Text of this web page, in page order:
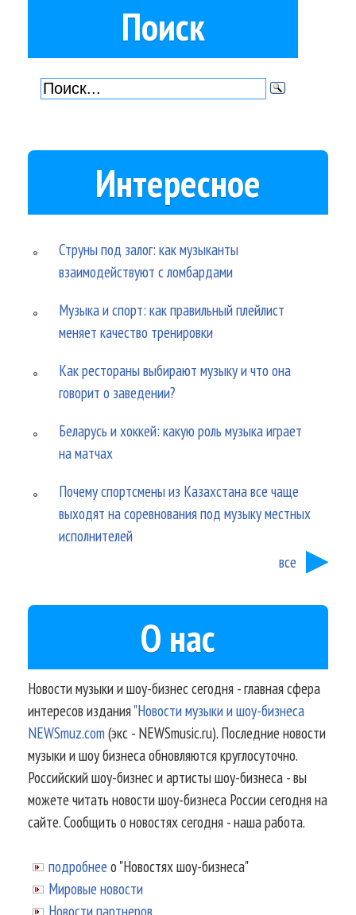
Поиск
Интересное
Струны под залог: как музыканты
взаимодействуют с ломбардами
Музыка и спорт: как правильный плейлист
меняет качество тренировки
Как рестораны выбирают музыку и что она
говорит о заведении?
Беларусь и хоккей: какую роль музыка играет
на матчах
Почему спортсмены из Казахстана все чаще
выходят на соревнования под музыку местных
исполнителей
все
О нас
Новости музыки и шоу-бизнес сегодня - главная сфера
интересов издания"Новости музыки и шоу-бизнеса
NEWSmuz.com(экс - NEWSmusic.ru). Последние новости
музыки и шоу бизнеса обновляются круглосуточно.
Российский шоу-бизнес и артисты шоу-бизнеса - вы
можете читать новости шоу-бизнеса России сегодня на
сайте. Сообщить о новостях сегодня - наша работа.
подробнее о "Новостях шоу-бизнеса"
Мировые новости
Новости партнеров